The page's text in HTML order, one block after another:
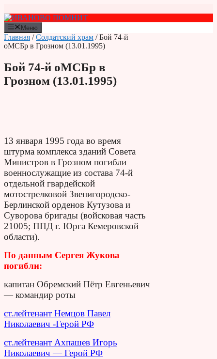
к
содержимому
Меню
Главная /Солдатский храм / Бой 74-й
оМСБр в Грозном (13.01.1995)
Бой 74-й оМСБр в
Грозном (13.01.1995)
13 января 1995 года во время
штурма комплекса зданий Совета
Министров в Грозном погибли
военнослужащие из состава 74-й
отдельной гвардейской
мотострелковой Звенигородско-
Берлинской орденов Кутузова и
Суворова бригады (войсковая часть
21005; ППД г. Юрга Кемеровской
области).
По данным Сергея Жукова
погибли:
капитан Обремский Пётр Евгеньевич
— командир роты
ст.лейтенант Немцов Павел
Николаевич -Герой РФ
ст.лейтенант Ахпашев Игорь
Николаевич — Герой РФ